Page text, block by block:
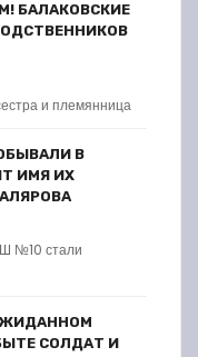
БАЛАКОВСКИЕ
и племянница
В
ИМЯ ИХ
№10 стали
СОЛДАТ И